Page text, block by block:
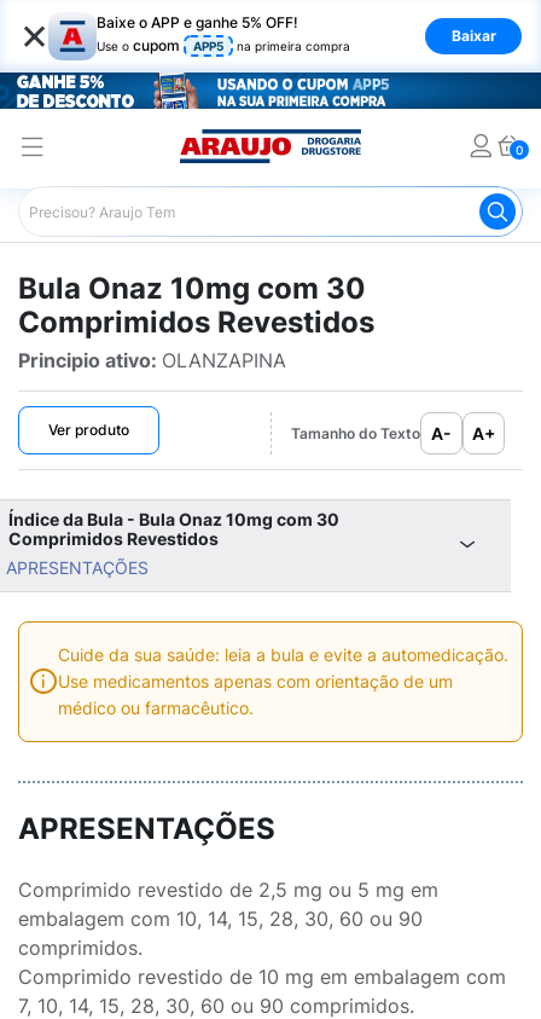
× Baixe o APP e ganhe 5% OFF!
Use o cupom APP5 na primeira compra
Baixar
0
Araujo Bulário Araujo Onaz 10mg com 30
Bula Onaz 10mg com 30
Comprimidos Revestidos
Principio ativo: OLANZAPINA
Ver produto Tamanho do Texto A- A+
Índice da Bula - Bula Onaz 10mg com 30
Comprimidos Revestidos
APRESENTAÇÕES
Cuide da sua saúde: leia a bula e evite a automedicação.
Use medicamentos apenas com orientação de um
médico ou farmacêutico.
APRESENTAÇÕES
Comprimido revestido de 2,5 mg ou 5 mg em
embalagem com 10, 14, 15, 28, 30, 60 ou 90
comprimidos.
Comprimido revestido de 10 mg em embalagem com
7, 10, 14, 15, 28, 30, 60 ou 90 comprimidos.